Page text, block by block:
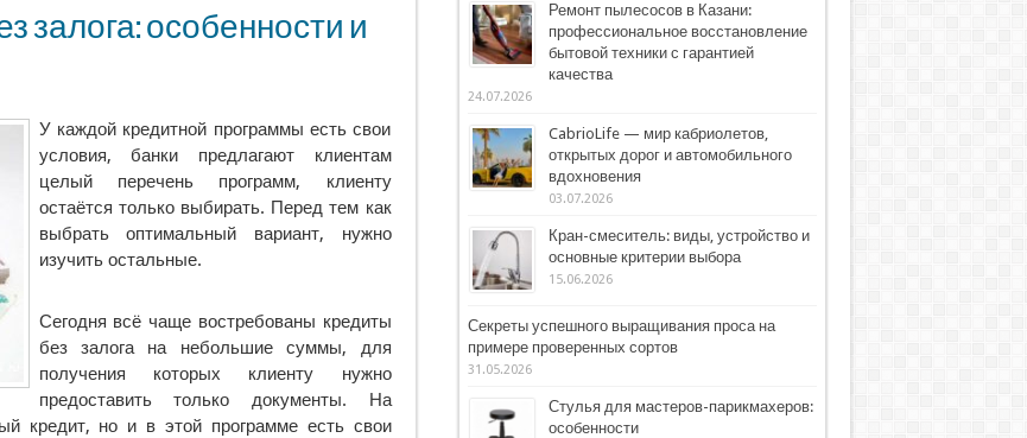
залога: особенности и
У каждой кредитной программы есть свои
условия, банки предлагают клиентам
целый перечень программ, клиенту
остаётся только выбирать. Перед тем как
выбрать оптимальный вариант, нужно
изучить остальные.
Сегодня всё чаще востребованы кредиты
без залога на небольшие суммы, для
получения которых клиенту нужно
предоставить только документы. На
кредит, но и в этой программе есть свои
Ремонт пылесосов в Казани:
профессиональное восстановление
бытовой техники с гарантией
качества
24.07.2026
CabrioLife — мир кабриолетов,
открытых дорог и автомобильного
вдохновения
03.07.2026
Кран-смеситель: виды, устройство и
основные критерии выбора
15.06.2026
Секреты успешного выращивания проса на
примере проверенных сортов
31.05.2026
Стулья для мастеров-парикмахеров:
особенности